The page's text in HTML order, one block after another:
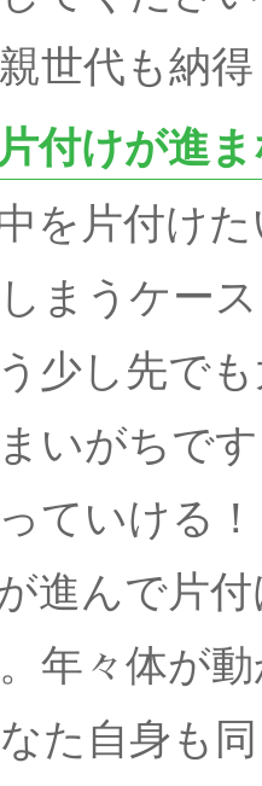
世代も納
付けが進
を片付け
まうケー
少し先で
いがちで
ていける
進んで片
年々体が
た自身も